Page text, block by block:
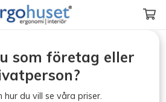
är viktig av flera anledningar:
som företag eller
hur du vill se våra priser.